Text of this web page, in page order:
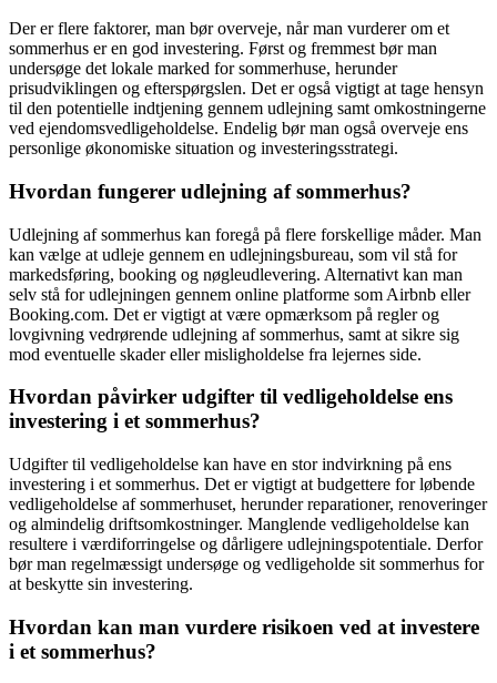
Der er flere faktorer, man bør overveje, når man vurderer om et
sommerhus er en god investering. Først og fremmest bør man
undersøge det lokale marked for sommerhuse, herunder
prisudviklingen og efterspørgslen. Det er også vigtigt at tage hensyn
til den potentielle indtjening gennem udlejning samt omkostningerne
ved ejendomsvedligeholdelse. Endelig bør man også overveje ens
personlige økonomiske situation og investeringsstrategi.
Hvordan fungerer udlejning af sommerhus?
Udlejning af sommerhus kan foregå på flere forskellige måder. Man
kan vælge at udleje gennem en udlejningsbureau, som vil stå for
markedsføring, booking og nøgleudlevering. Alternativt kan man
selv stå for udlejningen gennem online platforme som Airbnb eller
Booking.com. Det er vigtigt at være opmærksom på regler og
lovgivning vedrørende udlejning af sommerhus, samt at sikre sig
mod eventuelle skader eller misligholdelse fra lejernes side.
Hvordan påvirker udgifter til vedligeholdelse ens
investering i et sommerhus?
Udgifter til vedligeholdelse kan have en stor indvirkning på ens
investering i et sommerhus. Det er vigtigt at budgettere for løbende
vedligeholdelse af sommerhuset, herunder reparationer, renoveringer
og almindelig driftsomkostninger. Manglende vedligeholdelse kan
resultere i værdiforringelse og dårligere udlejningspotentiale. Derfor
bør man regelmæssigt undersøge og vedligeholde sit sommerhus for
at beskytte sin investering.
Hvordan kan man vurdere risikoen ved at investere
i et sommerhus?